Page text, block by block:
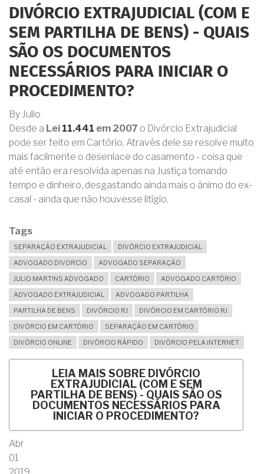
DIVÓRCIO EXTRAJUDICIAL (COM E
SEM PARTILHA DE BENS) - QUAIS
SÃO OS DOCUMENTOS
NECESSÁRIOS PARA INICIAR O
PROCEDIMENTO?
By Julio
Desde a Lei 11.441 em 2007 o Divórcio Extrajudicial
pode ser feito em Cartório. Através dele se resolve muito
mais facilmente o desenlace do casamento - coisa que
até então era resolvida apenas na Justiça tomando
tempo e dinheiro, desgastando ainda mais o ânimo do ex-
casal - ainda que não houvesse litígio.
Tags
SEPARAÇÃO EXTRAJUDICIAL
DIVÓRCIO EXTRAJUDICIAL
ADVOGADO DIVORCIO
ADVOGADO SEPARAÇÃO
JULIO MARTINS ADVOGADO
CARTÓRIO
ADVOGADO CARTÓRIO
ADVOGADO EXTRAJUDICIAL
ADVOGADO PARTILHA
PARTILHA DE BENS
DIVÓRCIO RJ
DIVÓRCIO EM CARTÓRIO RJ
DIVÓRCIO EM CARTÓRIO
SEPARAÇÃO EM CARTÓRIO
DIVÓRCIO ONLINE
DIVÓRCIO RÁPIDO DIVÓRCIO PELA INTERNET
LEIA MAIS SOBRE DIVÓRCIO
EXTRAJUDICIAL (COM E SEM
PARTILHA DE BENS) - QUAIS SÃO OS
DOCUMENTOS NECESSÁRIOS PARA
INICIAR O PROCEDIMENTO?
Abr
01